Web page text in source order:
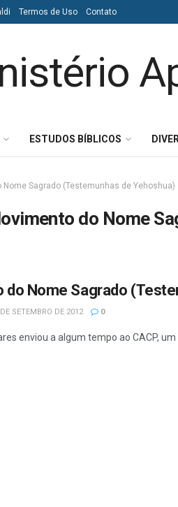
Termos de Uso Contato
ESTUDOS BÍBLICOS
Sagrado (Testemunhas de Yehoshua)
do Nome
Nome Sagrado
SETEMBRO DE 2012 0
enviou a algum tempo ao CACP,